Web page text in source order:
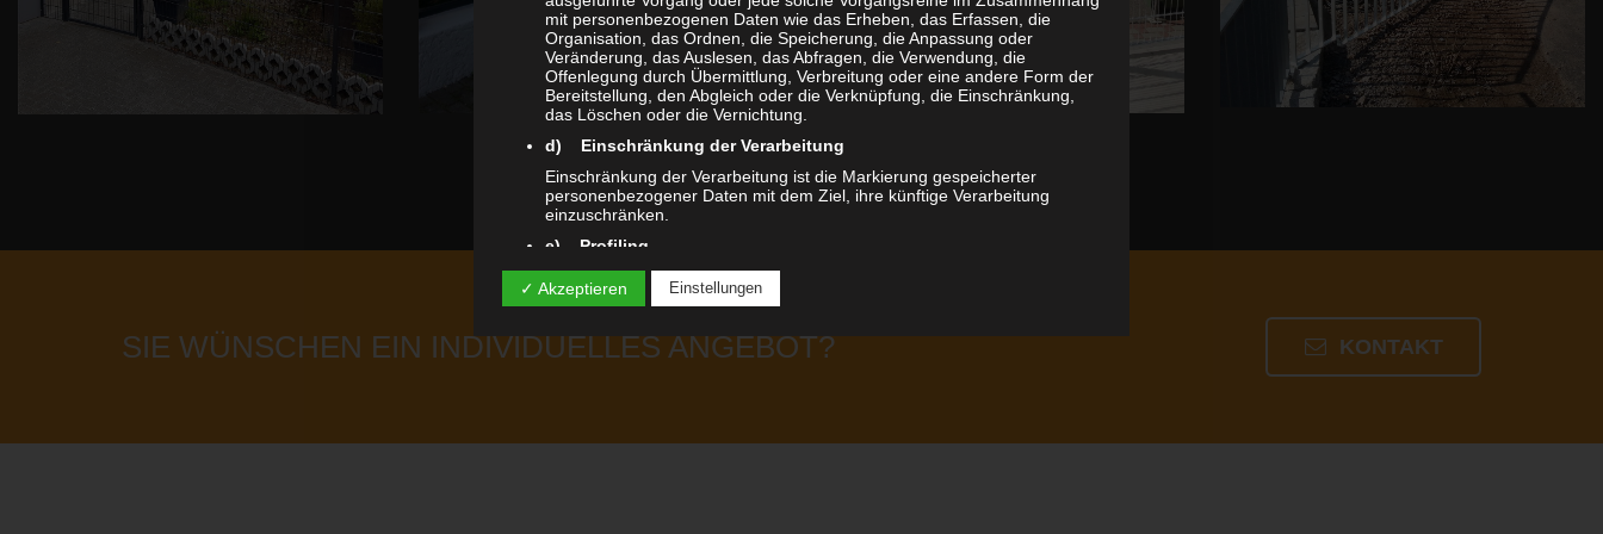
SIE WÜNSCHEN EIN INDIVIDUELLES ANGEBOT? KONTAKT
mit personenbezogenen Daten wie das Erheben, das Erfassen, die
Organisation, das Ordnen, die Speicherung, die Anpassung oder
Veränderung, das Auslesen, das Abfragen, die Verwendung, die
Offenlegung durch Übermittlung, Verbreitung oder eine andere Form der
Bereitstellung, den Abgleich oder die Verknüpfung, die Einschränkung,
das Löschen oder die Vernichtung.
d) Einschränkung der Verarbeitung
Einschränkung der Verarbeitung ist die Markierung gespeicherter
personenbezogener Daten mit dem Ziel, ihre künftige Verarbeitung
einzuschränken.
e) Profiling
Profiling ist jede Art der automatisierten Verarbeitung personenbezogener
Daten, die darin besteht, dass diese personenbezogenen Daten
natürliche Person beziehen, zu bewerten, insbesondere, um Aspekte
bezüglich Arbeitsleistung, wirtschaftlicher Lage, Gesundheit, persönlicher
f) Pseudonymisierung
✓ Akzeptieren Einstellungen